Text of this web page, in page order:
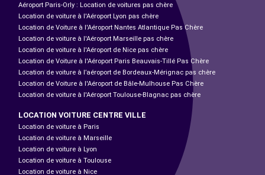
Aéroport Paris-Orly : Location de voitures pas chère
Location de voiture à l'Aéroport Lyon pas chère
Location de Voiture à l'Aéroport Nantes Atlantique Pas Chère
Location de voiture à l'Aéroport Marseille pas chère
Location de voiture à l'Aéroport de Nice pas chère
Location de Voiture à l'Aéroport Paris Beauvais-Tillé Pas Chère
Location de voiture à l’aéroport de Bordeaux-Mérignac pas chère
Location de Voiture à l'Aéroport de Bâle-Mulhouse Pas Chère
Location de voiture à l'Aéroport Toulouse-Blagnac pas chère
LOCATION VOITURE CENTRE VILLE
Location de voiture à Paris
Location de voiture à Marseille
Location de voiture à Lyon
Location de voiture à Toulouse
Location de voiture à Nice